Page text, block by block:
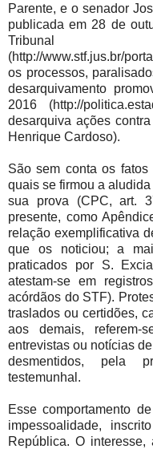
Parente, e o senador
publicada em 28 de
(http://www.stf.jus.br/
os processos,
desarquivamento
2016 (http://
desarquiva ações
Henrique Cardoso).
São sem conta os
quais se firmou a
sua prova (CPC, art.
presente, como
relação exemplificativa
que os noticiou; a
praticados por S.
atestam-se em
acórdãos do STF).
traslados ou certidões,
aos demais, referem-
entrevistas ou notícias
desmentidos, pela
testemunhal.
Esse comportamento
impessoalidade,
República. O